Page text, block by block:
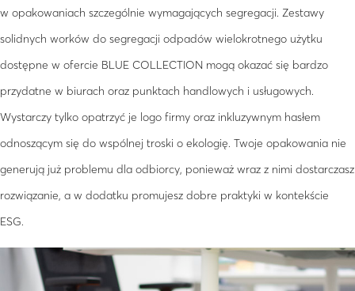
w opakowaniach szczególnie wymagających segregacji. Zestawy
solidnych worków do segregacji odpadów wielokrotnego użytku
dostępne w ofercie BLUE COLLECTION mogą okazać się bardzo
przydatne w biurach oraz punktach handlowych i usługowych.
Wystarczy tylko opatrzyć je logo firmy oraz inkluzywnym hasłem
odnoszącym się do wspólnej troski o ekologię. Twoje opakowania nie
generują już problemu dla odbiorcy, ponieważ wraz z nimi dostarczasz
rozwiązanie, a w dodatku promujesz dobre praktyki w kontekście
ESG.